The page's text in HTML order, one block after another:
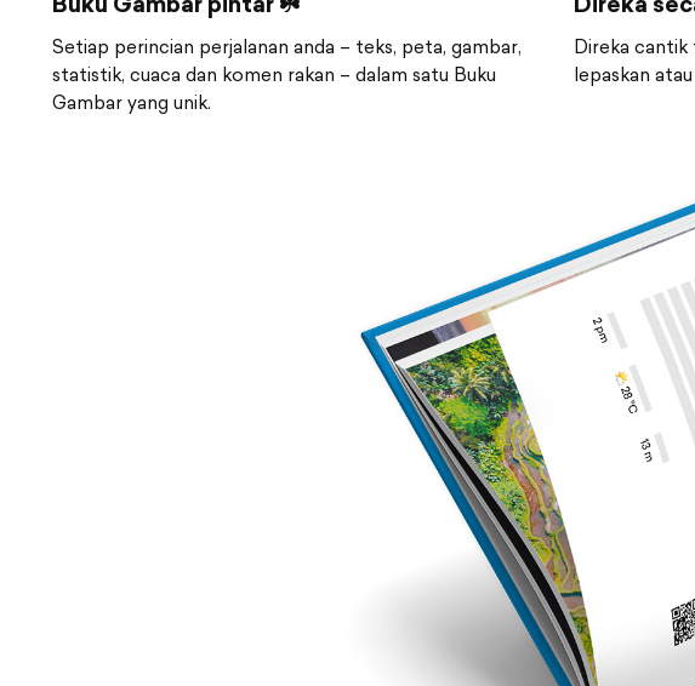
Setiap perincian perjalanan anda – teks, peta, gambar,
statistik, cuaca dan komen rakan – dalam satu Buku
Gambar yang unik.
Direka cantik
lepaskan